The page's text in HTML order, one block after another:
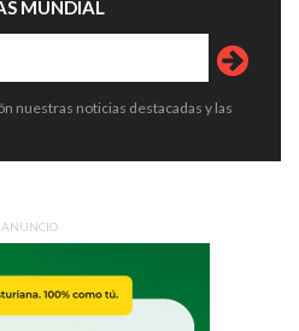
MUNDIAL
nuestras noticias destacadas y las
ANUNCIO